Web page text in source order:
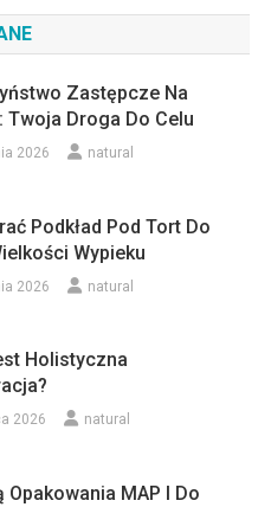
Zastępcze Na
Twoja Droga Do Celu
2026 natural
Podkład Pod Tort Do
Wypieku
2026 natural
Holistyczna
2026 natural
Opakowania MAP I Do